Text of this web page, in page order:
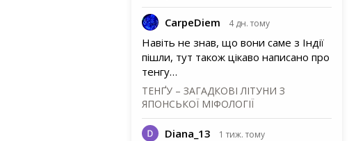
CarpeDiem 4 дн. тому
Навіть не знав, що вони саме з Індії
пішли, тут також цікаво написано про
тенгу…
ТЕНҐУ – ЗАГАДКОВІ ЛІТУНИ З
ЯПОНСЬКОЇ МІФОЛОГІЇ
Diana_13 1 тиж. тому